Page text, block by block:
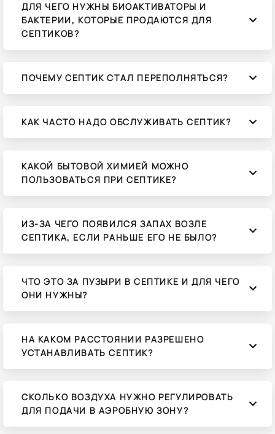
ДЛЯ ЧЕГО НУЖНЫ БИОАКТИВАТОРЫ И
БАКТЕРИИ, КОТОРЫЕ ПРОДАЮТСЯ ДЛЯ
СЕПТИКОВ?
ПОЧЕМУ СЕПТИК СТАЛ ПЕРЕПОЛНЯТЬСЯ?
КАК ЧАСТО НАДО ОБСЛУЖИВАТЬ СЕПТИК?
КАКОЙ БЫТОВОЙ ХИМИЕЙ МОЖНО
ПОЛЬЗОВАТЬСЯ ПРИ СЕПТИКЕ?
ИЗ-ЗА ЧЕГО ПОЯВИЛСЯ ЗАПАХ ВОЗЛЕ
СЕПТИКА, ЕСЛИ РАНЬШЕ ЕГО НЕ БЫЛО?
ЧТО ЭТО ЗА ПУЗЫРИ В СЕПТИКЕ И ДЛЯ ЧЕГО
ОНИ НУЖНЫ?
НА КАКОМ РАССТОЯНИИ РАЗРЕШЕНО
УСТАНАВЛИВАТЬ СЕПТИК?
СКОЛЬКО ВОЗДУХА НУЖНО РЕГУЛИРОВАТЬ
ДЛЯ ПОДАЧИ В АЭРОБНУЮ ЗОНУ?